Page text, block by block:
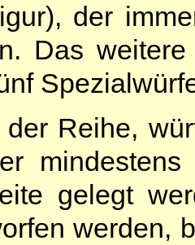
der
Das
Reihe,
gelegt
werden,